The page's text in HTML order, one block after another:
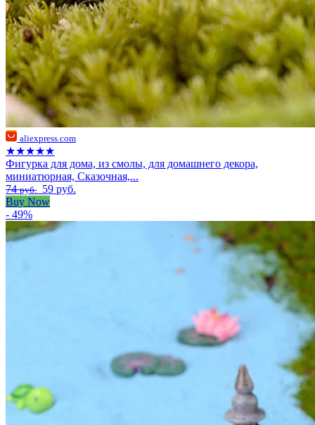
aliexpress.com
★★★★★
Фигурка для дома, из смолы, для домашнего декора,
миниатюрная, Сказочная,...
74руб. 59 руб.
Buy Now
- 49%